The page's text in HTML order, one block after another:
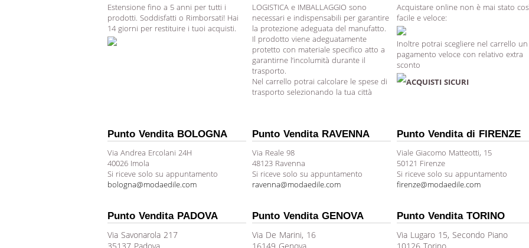
Estensione fino a 5 anni per tutti i
prodotti. Soddisfatti o Rimborsati! Hai
14 giorni per restituire i tuoi acquisti.
LOGISTICA e IMBALLAGGIO sono
necessari e indispensabili per garantire
la protezione adeguata del manufatto.
Il prodotto viene adeguatamente
protetto con materiale specifico atto a
garantirne l’incolumità durante il
trasporto.
Nel carrello potrai calcolare le spese di
trasporto selezionando la tua città
Acquistare online non è mai stato
facile e veloce:
Inoltre potrai scegliere nel carrello un
pagamento veloce con relativo extra
sconto
ACQUISTI SICURI
Punto Vendita BOLOGNA
Via Andrea Ercolani 24H
40026 Imola
Si riceve solo su appuntamento
bologna@modaedile.com
Punto Vendita RAVENNA
Via Reale 98
48123 Ravenna
Si riceve solo su appuntamento
ravenna@modaedile.com
Punto Vendita di FIRENZE
Viale Giacomo Matteotti, 15
50121 Firenze
Si riceve solo su appuntamento
firenze@modaedile.com
Punto Vendita PADOVA
Via Savonarola 217
Punto Vendita GENOVA
Via De Marini, 16
Punto Vendita TORINO
Via Lugaro 15, Secondo Piano